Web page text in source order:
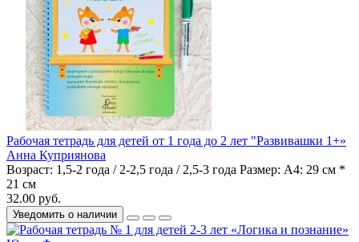
Рабочая тетрадь для детей от 1 года до 2 лет "Развивашки 1+»
Анна Куприянова
Возраст: 1,5-2 года / 2-2,5 года / 2,5-3 года Размер: А4: 29 см *
21 см
32.00 руб.
Уведомить о наличии